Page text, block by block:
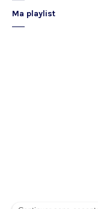
Ma playlist